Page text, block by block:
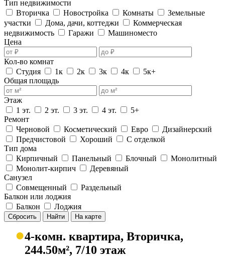
Тип недвижимости
Вторичка
Новостройка Комнаты
Земельные
участки
Дома, дачи, коттеджи
Коммерческая
недвижимость
Гаражи
Машиноместо
Цена
Кол-во комнат
Студия
1к 2к 3к 4к
5к+
Общая площадь
Этаж
1 эт.
2 эт. 3 эт. 4 эт.
5+
Ремонт
Черновой
Косметический Евро
Дизайнерский
Предчистовой
Хороший
С отделкой
Тип дома
Кирпичный
Панельный Блочный
Монолитный
Монолит-кирпич
Деревяный
Санузел
Совмещенный
Раздельный
Балкон или лоджия
Балкон
Лоджия
Сбросить Найти На карте
●4-комн. квартира, Вторичка,
244.50м², 7/10 этаж